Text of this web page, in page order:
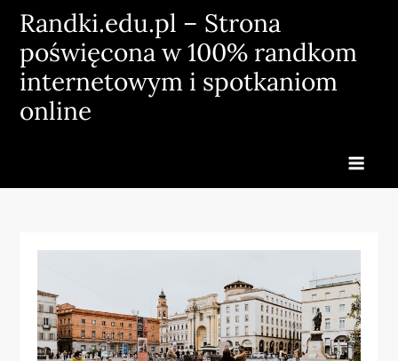
Skip
content
Randki.edu.pl – Strona
poświęcona w 100% randkom
internetowym i spotkaniom
online